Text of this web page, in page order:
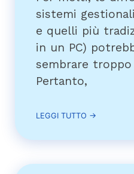
sistemi
e quelli più
in un PC)
sembrare
Pertanto,
LEGGI TUTTO →